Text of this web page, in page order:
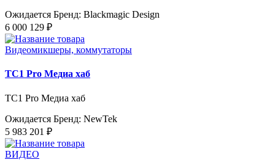
Ожидается Бренд: Blackmagic Design
6 000 129 ₽
Видеомикшеры, коммутаторы
TC1 Pro Медиа хаб
TC1 Pro Медиа хаб
Ожидается Бренд: NewTek
5 983 201 ₽
ВИДЕО